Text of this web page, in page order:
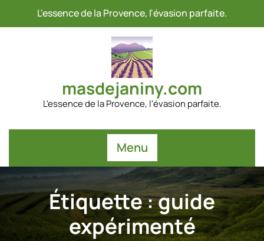
L'essence de la Provence, l'évasion parfaite.
masdejaniny.com
L'essence de la Provence, l'évasion parfaite.
Menu
Étiquette :guide
expérimenté